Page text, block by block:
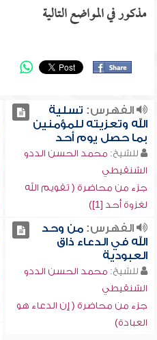
مذكور في المواضع التالية
الفهرس: تسلية
الله وتعزيته للمؤمنين
بما حصل يوم أحد
للشيخ: محمد الحسن الددو
الشنقيطي
جزء من محاضرة ( تقويم الله
لغزوة أحد [1])
الفهرس:من وحد
الله في الدعاء ذاق
العبودية
للشيخ: محمد الحسن الددو
الشنقيطي
جزء من محاضرة ( إن الدعاء هو
العبادة)